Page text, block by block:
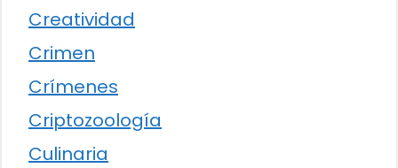
Creatividad
Crimen
Crímenes
Criptozoología
Culinaria